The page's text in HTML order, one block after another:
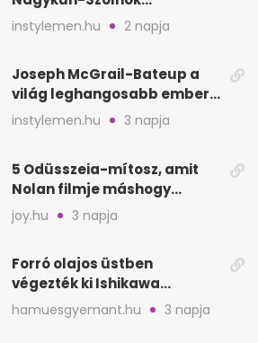
megyében: 6 kihagyhatatlan
hely
instylemen.hu 2 napja
Joseph McGrail-Bateup a
világ leghangosabb embere
lett Ausztráliából
instylemen.hu 3 napja
5 Odüsszeia-mítosz, amit
Nolan filmje máshogy
mutat, mint Homérosz
joy.hu 3 napja
Forró olajos üstben
végezték ki Ishikawa
Goemont, Japán Robin
Hoodját
hamuesgyemant.hu 3 napja